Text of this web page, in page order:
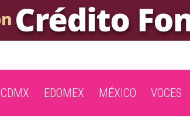
CDMX EDOMEX MÉXICO VOCES